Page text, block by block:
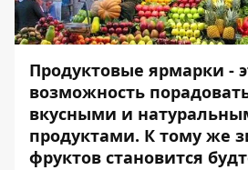
Продуктовые ярмарки -
возможность
вкусными и
продуктами. К тому же
фруктов становится